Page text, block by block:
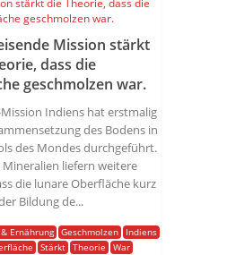
Mission stärkt
dass die
geschmolzen war.
Indiens hat erstmalig
des Bodens in
des Mondes durchgeführt.
liefern weitere
die lunare Oberfläche kurz
Bildung de...
Ernährung Geschmolzen
Indiens
Stärkt Theorie
War